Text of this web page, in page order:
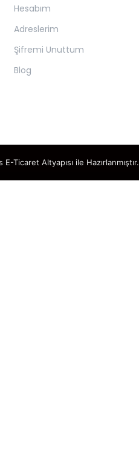
Hesabım
Adreslerim
Şifremi Unuttum
Blog
E-Ticaret Altyapısı ile Hazırlanmıştır.